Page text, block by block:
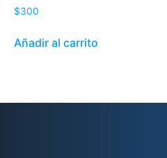
$300
Añadir al carrito